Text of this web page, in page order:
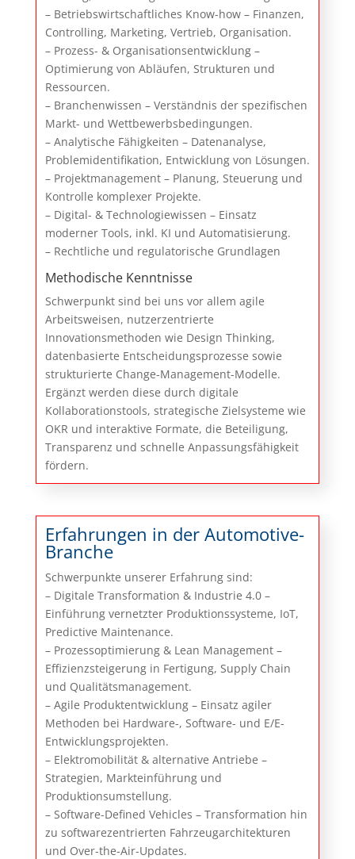
– Betriebswirtschaftliches Know-how – Finanzen,
Controlling, Marketing, Vertrieb, Organisation.
– Prozess- & Organisationsentwicklung –
Optimierung von Abläufen, Strukturen und
Ressourcen.
– Branchenwissen – Verständnis der spezifischen
Markt- und Wettbewerbsbedingungen.
– Analytische Fähigkeiten – Datenanalyse,
Problemidentifikation, Entwicklung von Lösungen.
– Projektmanagement – Planung, Steuerung und
Kontrolle komplexer Projekte.
– Digital- & Technologiewissen – Einsatz
moderner Tools, inkl. KI und Automatisierung.
– Rechtliche und regulatorische Grundlagen
Methodische Kenntnisse
Schwerpunkt sind bei uns vor allem agile
Arbeitsweisen, nutzerzentrierte
Innovationsmethoden wie Design Thinking,
datenbasierte Entscheidungsprozesse sowie
strukturierte Change-Management-Modelle.
Ergänzt werden diese durch digitale
Kollaborationstools, strategische Zielsysteme wie
OKR und interaktive Formate, die Beteiligung,
Transparenz und schnelle Anpassungsfähigkeit
fördern.
Erfahrungen in der Automotive-
Branche
Schwerpunkte unserer Erfahrung sind:
– Digitale Transformation & Industrie 4.0 –
Einführung vernetzter Produktionssysteme, IoT,
Predictive Maintenance.
– Prozessoptimierung & Lean Management –
Effizienzsteigerung in Fertigung, Supply Chain
und Qualitätsmanagement.
– Agile Produktentwicklung – Einsatz agiler
Methoden bei Hardware-, Software- und E/E-
Entwicklungsprojekten.
– Elektromobilität & alternative Antriebe –
Strategien, Markteinführung und
Produktionsumstellung.
– Software-Defined Vehicles – Transformation hin
zu softwarezentrierten Fahrzeugarchitekturen
und Over-the-Air-Updates.